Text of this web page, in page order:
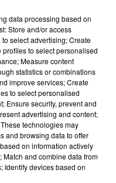
pas admirer les
data processing based on
Store and/or access
select advertising; Create
to select personalised
Measure content
statistics or combinations
improve services; Create
to select personalised
Ensure security, prevent and
advertising and content;
technologies may
and browsing data to offer
on information actively
and combine data from
Identify devices based on